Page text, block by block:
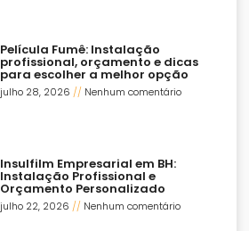
Película Fumê: Instalação
profissional, orçamento e dicas
para escolher a melhor opção
julho 28, 2026 Nenhum comentário
Insulfilm Empresarial em BH:
Instalação Profissional e
Orçamento Personalizado
julho 22, 2026 Nenhum comentário